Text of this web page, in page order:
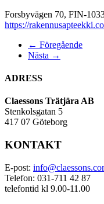
Forsbyvägen 70, FIN-
https://
← Föregående
Nästa →
ADRESS
Claessons Trätjära AB
Stenkolsgatan 5
417 07 Göteborg
KONTAKT
E-post:
Telefon: 031-711 42 87
telefontid kl 9.00-11.00